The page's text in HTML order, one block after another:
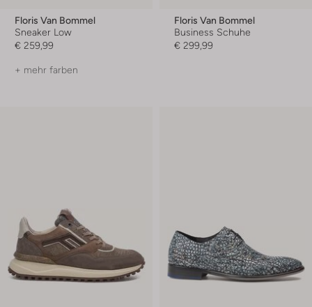
Floris Van Bommel
Sneaker Low
€ 259,99
+ mehr farben
Floris Van Bommel
Business Schuhe
€ 299,99